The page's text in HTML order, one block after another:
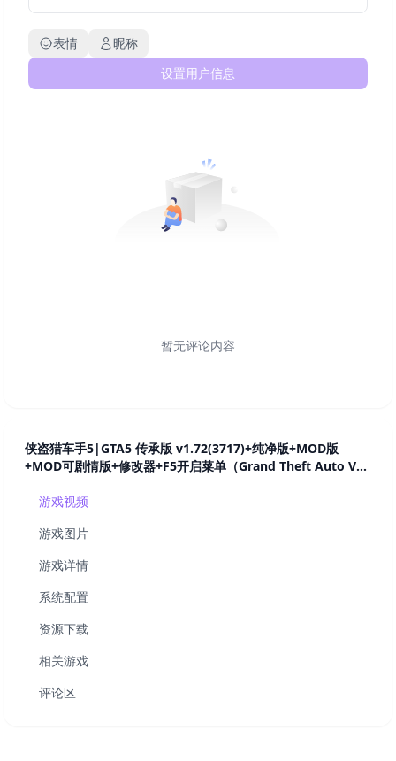
表情
昵称
设置用户信息
暂无评论内容
侠盗猎车手5|GTA5 传承版 v1.72(3717)+纯净版+MOD版
+MOD可剧情版+修改器+F5开启菜单（Grand Theft Auto V）
游戏视频
游戏图片
游戏详情
系统配置
资源下载
相关游戏
评论区